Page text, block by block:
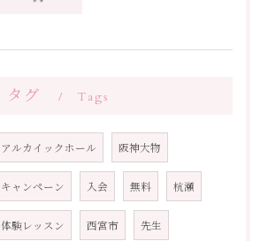
タグ Tags
アルカイックホール 阪神大物
キャンペーン 入会 無料 杭瀬
体験レッスン 西宮市 先生